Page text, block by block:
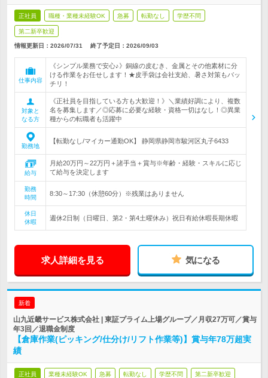
正社員 職種・業種未経験OK 急募 転勤なし 学歴不問
第二新卒歓迎
情報更新日：2026/07/31 終了予定日： 2026/09/03
仕事内容
《シンプル業務で安心♪》銅線の皮むき、金属とその他素材に分
ける作業をお任せします！★皮手袋は会社支給、暑さ対策もバッ
チリ！
対象と
なる方
《正社員を目指している方も大歓迎！》＼業績好調により、複数
名を募集します／◎応募に必要な経験・資格一切はなし！◎異業
種からの転職者も活躍中
勤務地
【転勤なし/マイカー通勤OK】 静岡県静岡市駿河区丸子6433
給与
月給20万円～22万円＋諸手当＋賞与※年齢・経験・スキルに応じ
て給与を決定します
勤務
時間
8:30～17:30（休憩60分）※残業はありません
休日
休暇
週休2日制（日曜日、第2・第4土曜休み）祝日有給休暇長期休暇
求人詳細を見る 気になる
新着
山九近畿サービス株式会社 | 東証プライム上場グループ／月収27万可／賞与
年3回／退職金制度
【倉庫作業(ピッキング/仕分け/リフト作業等)】賞与年78万超実
績
正社員 業種未経験OK 急募 転勤なし 学歴不問 第二新卒歓迎